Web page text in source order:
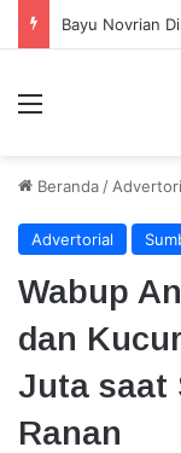
Menu
Beranda /
Advertorial
Wabup
dan
Juta saat
Ranan